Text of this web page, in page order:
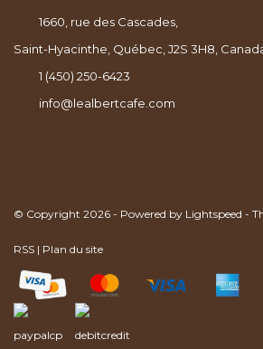
1660, rue des Cascades,
Saint-Hyacinthe, Québec, J2S 3H8,
1 (450) 250-6423
info@lealbertcafe.com
© Copyright 2026 - Powered by Lightspeed -
RSS | Plan du site